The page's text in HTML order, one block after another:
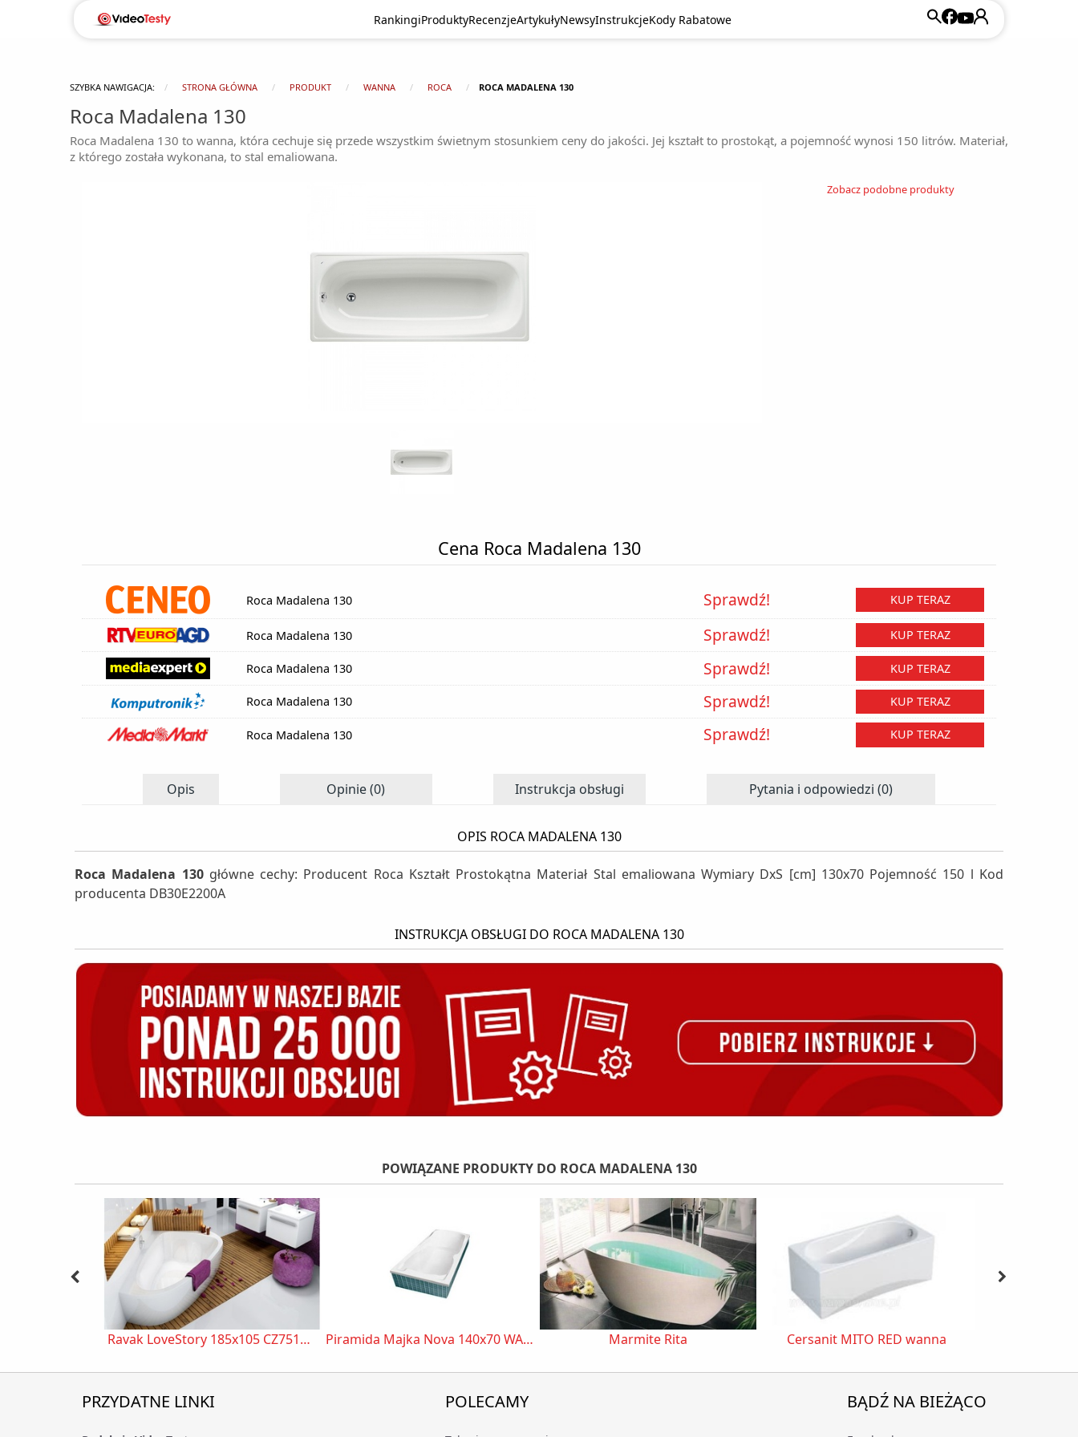
RankingiProduktyRecenzjeArtykułyNewsyInstrukcjeKody Rabatowe
SZYBKA NAWIGACJA: STRONA GŁÓWNA PRODUKT WANNA ROCA ROCA MADALENA 130
Roca Madalena 130
Roca Madalena 130 to wanna, która cechuje się przede wszystkim świetnym stosunkiem ceny do jakości. Jej kształt to prostokąt, a pojemność wynosi 150 litrów. Materiał,
z którego została wykonana, to stal emaliowana.
Zobacz podobne produkty
Cena Roca Madalena 130
Roca Madalena 130 Sprawdź! KUP TERAZ
Roca Madalena 130 Sprawdź! KUP TERAZ
Roca Madalena 130 Sprawdź! KUP TERAZ
Roca Madalena 130 Sprawdź! KUP TERAZ
Roca Madalena 130 Sprawdź! KUP TERAZ
Opis Opinie (0) Instrukcja obsługi Pytania i odpowiedzi (0)
OPIS ROCA MADALENA 130
Roca Madalena 130główne cechy: Producent Roca Kształt Prostokątna Materiał Stal emaliowana Wymiary DxS [cm] 130x70 Pojemność 150 l Kod
producenta DB30E2200A
INSTRUKCJA OBSŁUGI DO ROCA MADALENA 130
POWIĄZANE PRODUKTY DO ROCA MADALENA 130
Ravak LoveStory 185x105 CZ75100A00 Piramida Majka Nova 140x70 WAM-140-PK Marmite Rita Cersanit MITO RED wanna
PRZYDATNE LINKI POLECAMY BĄDŹ NA BIEŻĄCO